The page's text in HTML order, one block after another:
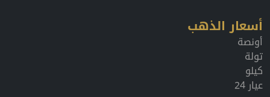
أسعار الذهب
أونصة
تولة
كيلو
عيار 24